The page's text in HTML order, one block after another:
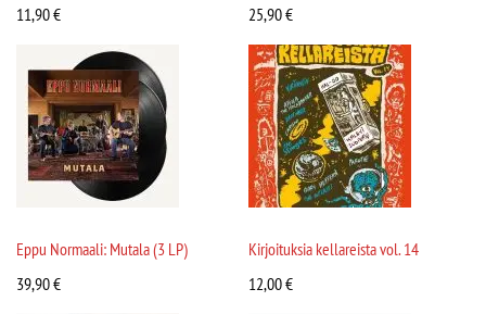
11,90€ 25,90€
Eppu Normaali: Mutala (3 LP)
39,90€
Kirjoituksia kellareista vol. 14
12,00€